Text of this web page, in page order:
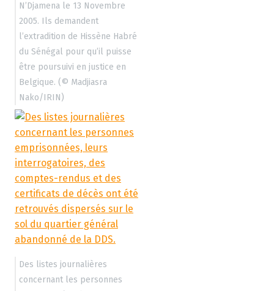
N’Djamena le 13 Novembre
2005. Ils demandent
l’extradition de Hissène Habré
du Sénégal pour qu’il puisse
être poursuivi en justice en
Belgique. (© Madjiasra
Nako/IRIN)
Des listes journalières
concernant les personnes